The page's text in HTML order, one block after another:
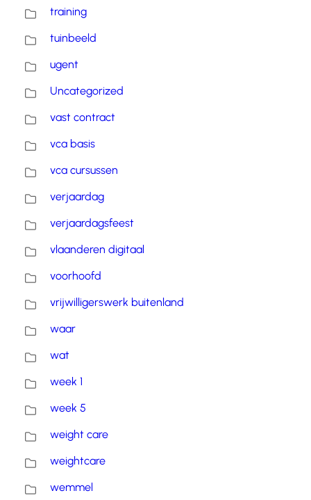
training
tuinbeeld
ugent
Uncategorized
vast contract
vca basis
vca cursussen
verjaardag
verjaardagsfeest
vlaanderen digitaal
voorhoofd
vrijwilligerswerk buitenland
waar
wat
week 1
week 5
weight care
weightcare
wemmel